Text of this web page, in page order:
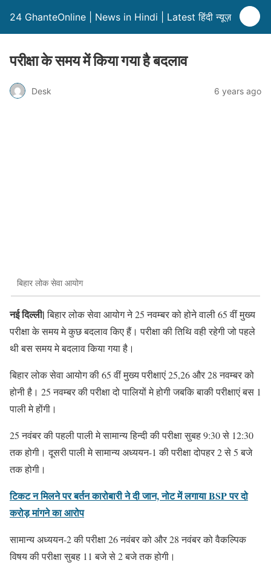
24 GhanteOnline | News in Hindi | Latest हिंदी न्यूज़
परीक्षा के समय में किया गया है बदलाव
Desk 6 years ago
बिहार लोक सेवा आयोग
नई दिल्ली|बिहार लोक सेवा आयोग ने 25 नवम्बर को होने वाली 65 वीं मुख्य
परीक्षा के समय मे कुछ बदलाव किए हैं। परीक्षा की तिथि वही रहेगी जो पहले
थी बस समय मे बदलाव किया गया है।
बिहार लोक सेवा आयोग की 65 वीं मुख्य परीक्षाएं 25,26 और 28 नवम्बर को
होनी है। 25 नवम्बर की परीक्षा दो पालियों मे होगी जबकि बाकी परीक्षाएं बस 1
पाली मे होंगी।
25 नवंबर की पहली पाली मे सामान्य हिन्दी की परीक्षा सुबह 9:30 से 12:30
तक होगी। दूसरी पाली मे सामान्य अध्ययन-1 की परीक्षा दोपहर 2 से 5 बजे
तक होगी।
टिकट न मिलने पर बर्तन कारोबारी ने दी जान, नोट में लगाया BSP पर दो
करोड़ मांगने का आरोप
सामान्य अध्ययन-2 की परीक्षा 26 नवंबर को और 28 नवंबर को वैकल्पिक
विषय की परीक्षा सुबह 11 बजे से 2 बजे तक होगी।